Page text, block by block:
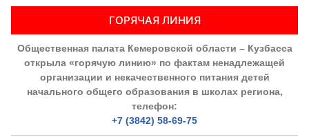
ГОРЯЧАЯ ЛИНИЯ
Общественная палата Кемеровской области – Кузбасса
открыла «горячую линию» по фактам ненадлежащей
организации и некачественного питания детей
начального общего образования в школах региона,
телефон:
+7 (3842) 58-69-75